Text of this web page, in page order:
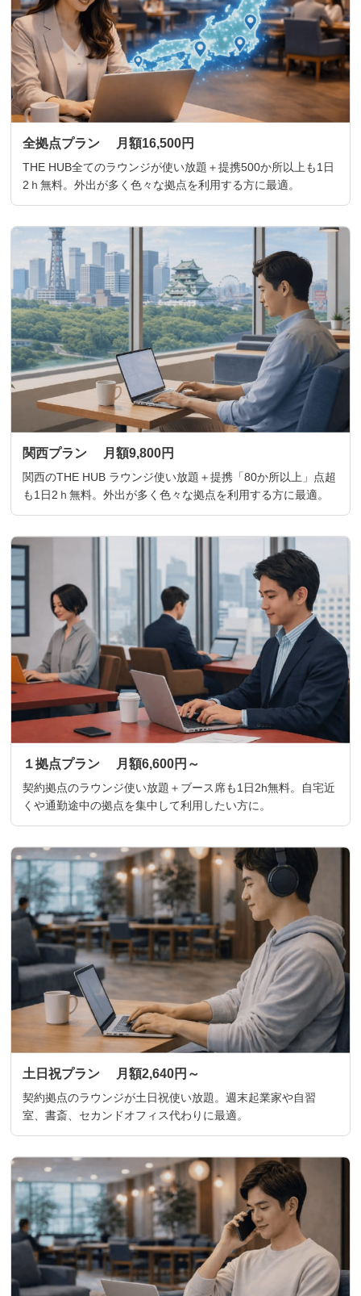
全拠点プラン 月額16,500円
THE HUB全てのラウンジが使い放題＋提携500か所以上も1日
2ｈ無料。外出が多く色々な拠点を利用する方に最適。
関西プラン 月額9,800円
関西のTHE HUB ラウンジ使い放題＋提携「80か所以上」点超
も1日2ｈ無料。外出が多く色々な拠点を利用する方に最適。
１拠点プラン 月額6,600円～
契約拠点のラウンジ使い放題＋ブース席も1日2h無料。自宅近
くや通勤途中の拠点を集中して利用したい方に。
土日祝プラン 月額2,640円～
契約拠点のラウンジが土日祝使い放題。週末起業家や自習
室、書斎、セカンドオフィス代わりに最適。